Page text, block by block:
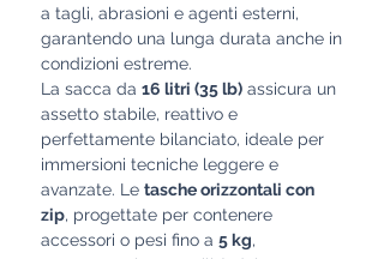
a tagli, abrasioni e agenti esterni,
garantendo una lunga durata anche in
condizioni estreme.
La sacca da 16 litri (35 lb) assicura un
assetto stabile, reattivo e
perfettamente bilanciato, ideale per
immersioni tecniche leggere e
avanzate. Le tasche orizzontali con
zip, progettate per contenere
accessori o pesi fino a 5 kg,